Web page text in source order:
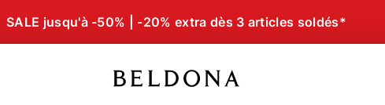
SALE jusqu'à -50% | -20% extra dès 3 articles soldés*